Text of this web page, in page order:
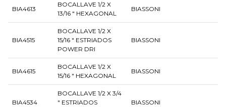
BIA4613
BOCALLAVE 1/2 X
13/16 " HEXAGONAL
BIASSONI
BIA4515
BOCALLAVE 1/2 X
15/16 " ESTRIADOS
POWER DRI
BIASSONI
BIA4615
BOCALLAVE 1/2 X
15/16 " HEXAGONAL
BIASSONI
BIA4534
BOCALLAVE 1/2 X 3/4
" ESTRIADOS
BIASSONI